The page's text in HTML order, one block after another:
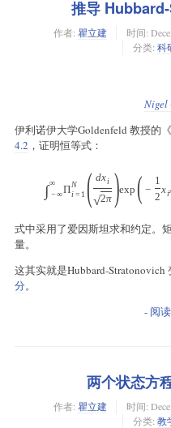
推导
作者: 瞿立建 时间:
分类: 科
Nigel
伊利诺伊大学Goldenfeld 教授的
4.2 ，证明恒等式：
∫∞
− ∞ΠN
i= 1 ( dxi
√2π )exp ( −
1
2
xi
式中采用了爱因斯坦求和约定。
量。
这其实就是Hubbard-Stratonovich
分。
- 阅
两个状态方
作者: 瞿立建 时间:
分类: 教